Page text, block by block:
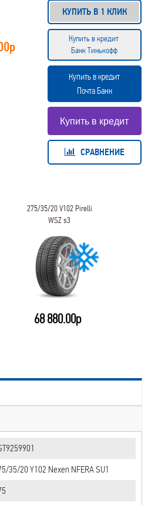
р
КУПИТЬ В 1 КЛИК
Купить в кредит
Банк Тинькофф
Купить в кредит
Почта Банк
СРАВНЕНИЕ
275/35/20 V102 Pirelli
WSZ s3
68 880.00р
35/20 Y102 Nexen NFERA SU1